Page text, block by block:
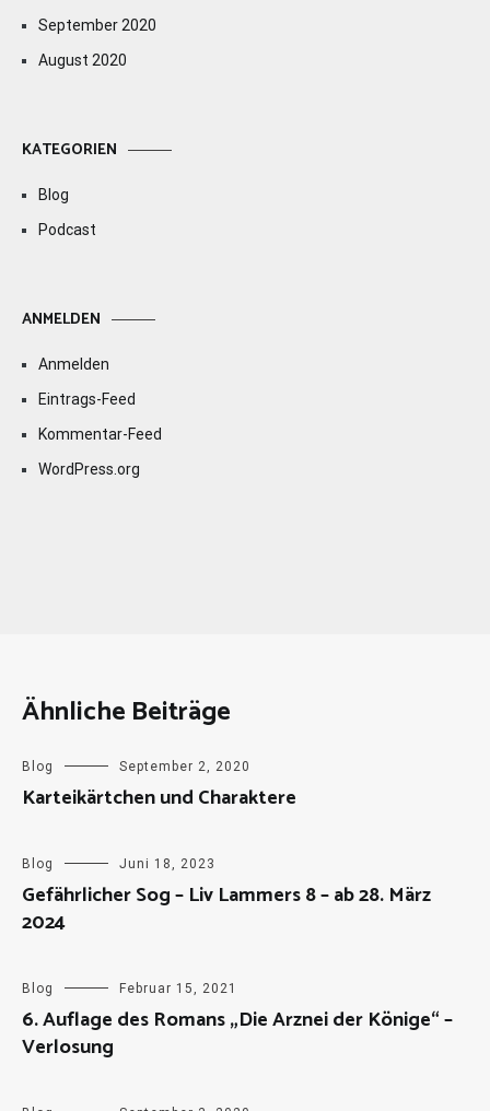
September 2020
August 2020
KATEGORIEN
Blog
Podcast
ANMELDEN
Anmelden
Eintrags-Feed
Kommentar-Feed
WordPress.org
Ähnliche Beiträge
Blog September 2, 2020
Karteikärtchen und Charaktere
Blog Juni 18, 2023
Gefährlicher Sog – Liv Lammers 8 – ab 28. März
2024
Blog Februar 15, 2021
6. Auflage des Romans „Die Arznei der Könige“ –
Verlosung